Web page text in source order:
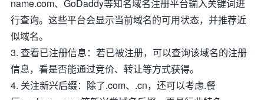
name.com、GoDaddy等知名域名注册平台输入关键词进
行查询。这些平台会显示当前域名的可用状态，并推荐近
似域名。
3. 查看已注册信息：若已被注册，可以查询该域名的注册
信息，看是否能通过竞价、转让等方式获得。
4. 关注新兴后缀：除了.com、.cn，还可以考虑.餐